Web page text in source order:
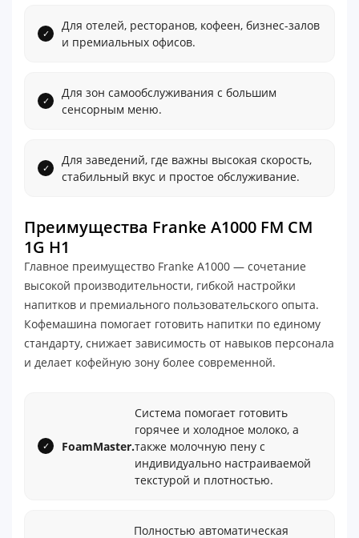
Для отелей, ресторанов, кофеен, бизнес-залов
и премиальных офисов.
Для зон самообслуживания с большим
сенсорным меню.
Для заведений, где важны высокая скорость,
стабильный вкус и простое обслуживание.
Преимущества Franke A1000 FM CM
1G H1
Главное преимущество Franke A1000 — сочетание
высокой производительности, гибкой настройки
напитков и премиального пользовательского опыта.
Кофемашина помогает готовить напитки по единому
стандарту, снижает зависимость от навыков персонала
и делает кофейную зону более современной.
FoamMaster.
Система помогает готовить
горячее и холодное молоко, а
также молочную пену с
индивидуально настраиваемой
текстурой и плотностью.
Полностью автоматическая